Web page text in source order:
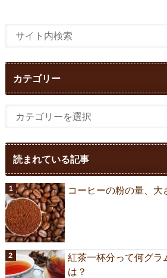
カテゴリー
読まれている記事
コーヒーの粉の量、大
紅茶一杯分って何グラ
は？